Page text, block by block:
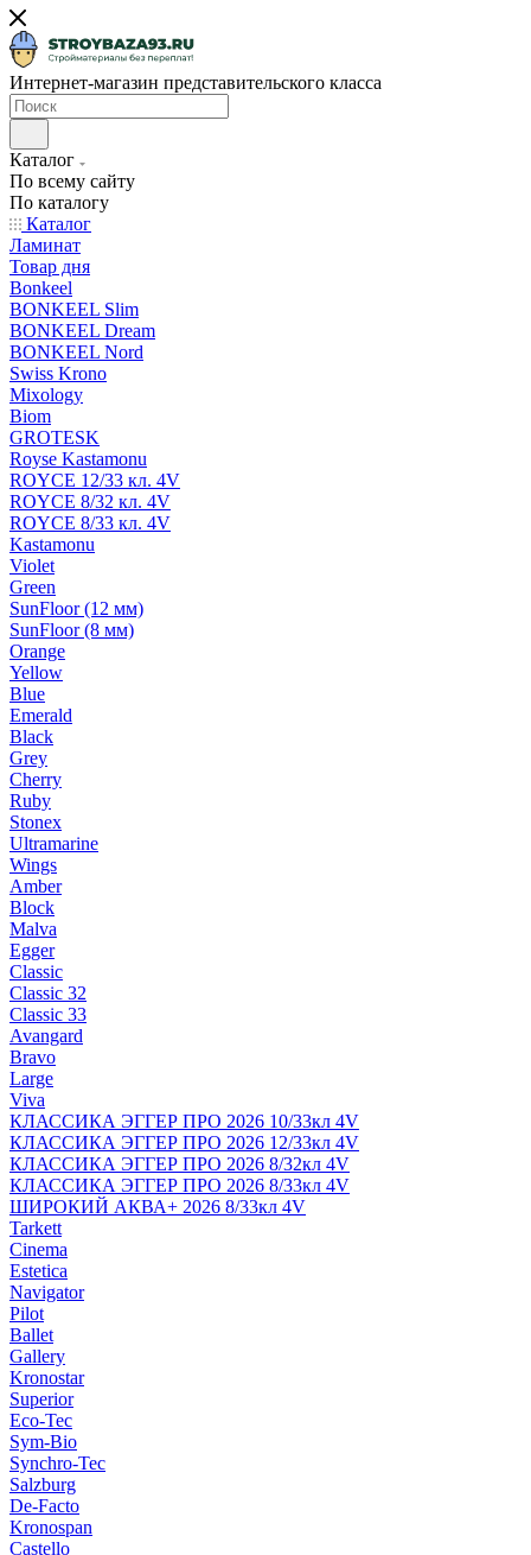
Интернет-магазин представительского класса
Каталог
По всему сайту
По каталогу
Каталог
Ламинат
Товар дня
Bonkeel
BONKEEL Slim
BONKEEL Dream
BONKEEL Nord
Swiss Krono
Mixology
Biom
GROTESK
Royse Kastamonu
ROYCE 12/33 кл. 4V
ROYCE 8/32 кл. 4V
ROYCE 8/33 кл. 4V
Kastamonu
Violet
Green
SunFloor (12 мм)
SunFloor (8 мм)
Orange
Yellow
Blue
Emerald
Black
Grey
Cherry
Ruby
Stonex
Ultramarine
Wings
Amber
Block
Malva
Egger
Classic
Classic 32
Classic 33
Avangard
Bravo
Large
Viva
КЛАССИКА ЭГГЕР ПРО 2026 10/33кл 4V
КЛАССИКА ЭГГЕР ПРО 2026 12/33кл 4V
КЛАССИКА ЭГГЕР ПРО 2026 8/32кл 4V
КЛАССИКА ЭГГЕР ПРО 2026 8/33кл 4V
ШИРОКИЙ АКВА+ 2026 8/33кл 4V
Tarkett
Cinema
Estetica
Navigator
Pilot
Ballet
Gallery
Kronostar
Superior
Eco-Tec
Sym-Bio
Synchro-Tec
Salzburg
De-Facto
Kronospan
Castello